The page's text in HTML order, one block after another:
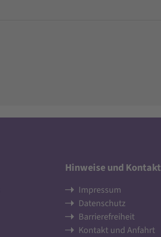
Hinweise und Kontakt
Impressum
Datenschutz
Barrierefreiheit
Kontakt und Anfahrt